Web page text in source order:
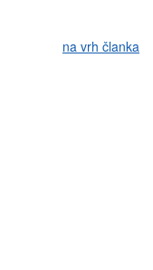
na vrh članka